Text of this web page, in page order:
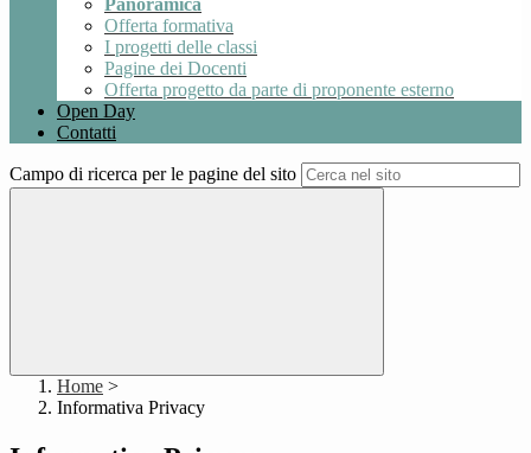
Panoramica
Offerta formativa
I progetti delle classi
Pagine dei Docenti
Offerta progetto da parte di proponente esterno
Open Day
Contatti
Campo di ricerca per le pagine del sito
Home >
Informativa Privacy